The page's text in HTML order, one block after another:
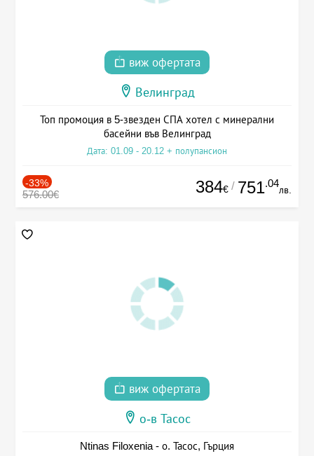
виж офертата
Велинград
Топ промоция в 5-звезден СПА хотел с минерални
басейни във Велинград
Дата: 01.09 - 20.12 + полупансион
-33%
576.00€ 384€ / 751.04
лв.
виж офертата
о-в Тасос
Ntinas Filoxenia - о. Тасос, Гърция